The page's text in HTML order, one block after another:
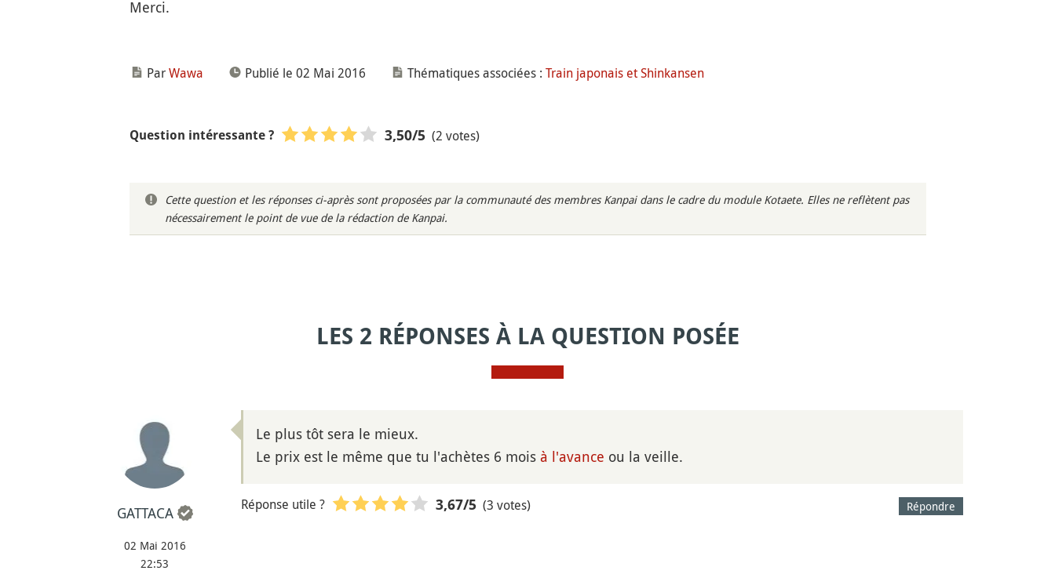
Merci.
ParWawa Publié le 02 Mai 2016 Thématiques associées : Train japonais et Shinkansen
Question intéressante ? 3,50/5 (2 votes)
Cette question et les réponses ci-après sont proposées par la communauté des membres Kanpai dans le cadre du module Kotaete. Elles ne reflètent pas
nécessairement le point de vue de la rédaction de Kanpai.
LES 2 RÉPONSES À LA QUESTION POSÉE
GATTACA
02 Mai 2016
22:53
Le plus tôt sera le mieux.
Le prix est le même que tu l'achètes 6 mois à l'avance ou la veille.
Répondre
Réponse utile ? 3,67/5 (3 votes)